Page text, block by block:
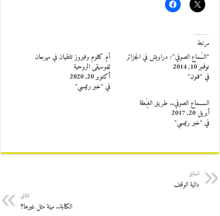
مرتبط
“السّماع الصوفي”: دراويش في الجزائر
نوفمبر 10, 2014
في "فنون"
أم كلثوم وفيروز تلتقيان في مهرجان
للموسيقى الروحية
أكتوبر 20, 2020
في "خبر رئيسي"
الســـماع الصوفي.. ‬طريق الغِبْطة
أبريل 20, 2017
في "خبر رئيسي"
السابق
دالية الوقف
التالي
الكتابة.. مهنة مثل غيرها؟